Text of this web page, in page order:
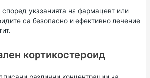
според указанията на фармацевт или
са безопасно и ефективно лечение
кортикостероид